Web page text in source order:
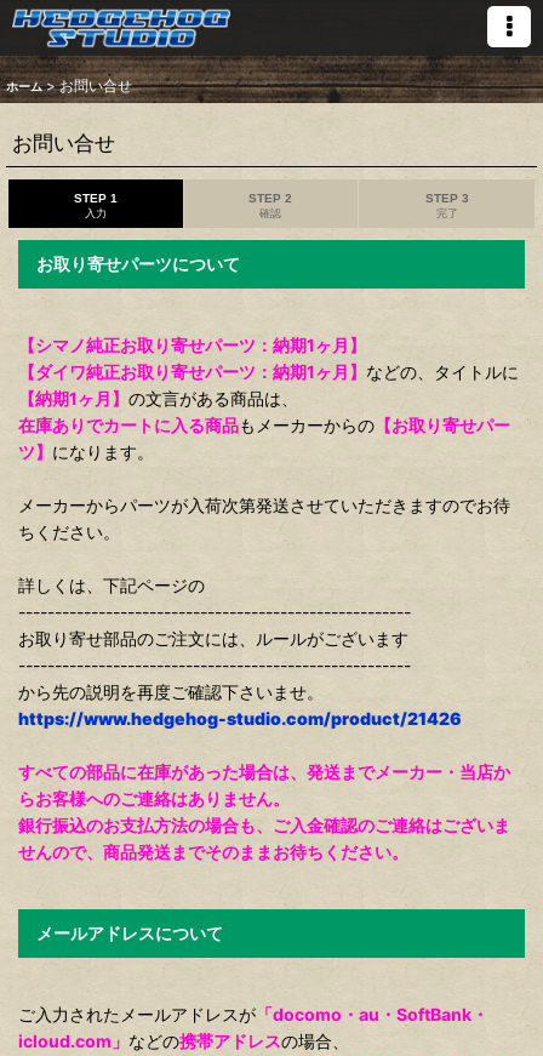
ホーム > お問い合せ
お問い合せ
STEP 1
入力
STEP 2
確認
STEP 3
完了
お取り寄せパーツについて
【シマノ純正お取り寄せパーツ：納期1ヶ月】
【ダイワ純正お取り寄せパーツ：納期1ヶ月】 などの、タイトルに
【納期1ヶ月】 の文言がある商品は、
在庫ありでカートに入る商品もメーカーからの 【お取り寄せパー
ツ】 になります。
メーカーからパーツが入荷次第発送させていただきますのでお待
ちください。
詳しくは、下記ページの
------------------------------------------------------
お取り寄せ部品のご注文には、ルールがございます
------------------------------------------------------
から先の説明を再度ご確認下さいませ。
https://www.hedgehog-studio.com/product/21426
すべての部品に在庫があった場合は、発送までメーカー・当店か
らお客様へのご連絡はありません。
銀行振込のお支払方法の場合も、ご入金確認のご連絡はございま
せんので、商品発送までそのままお待ちください。
メールアドレスについて
ご入力されたメールアドレスが 「docomo・au・SoftBank・
icloud.com」 などの携帯アドレスの場合、